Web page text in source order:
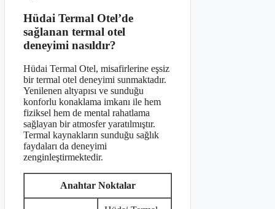
Hüdai Termal Otel’de
sağlanan termal otel
deneyimi nasıldır?
Hüdai Termal Otel, misafirlerine eşsiz
bir termal otel deneyimi sunmaktadır.
Yenilenen altyapısı ve sunduğu
konforlu konaklama imkanı ile hem
fiziksel hem de mental rahatlama
sağlayan bir atmosfer yaratılmıştır.
Termal kaynakların sunduğu sağlık
faydaları da deneyimi
zenginleştirmektedir.
Anahtar Noktalar